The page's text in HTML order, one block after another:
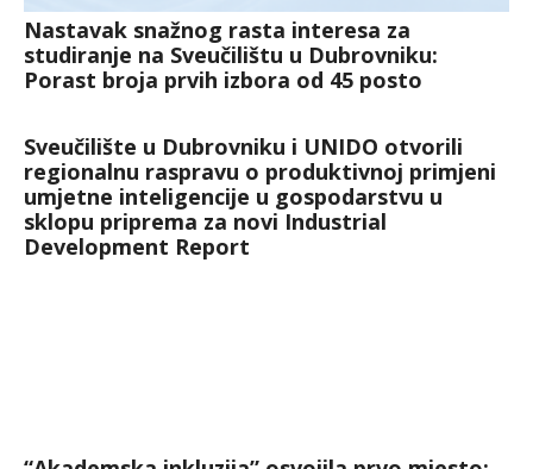
Nastavak snažnog rasta interesa za
studiranje na Sveučilištu u Dubrovniku:
Porast broja prvih izbora od 45 posto
Sveučilište u Dubrovniku i UNIDO otvorili
regionalnu raspravu o produktivnoj primjeni
umjetne inteligencije u gospodarstvu u
sklopu priprema za novi Industrial
Development Report